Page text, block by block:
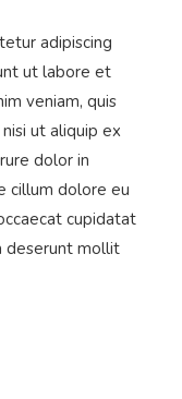
adipiscing
ut labore et
veniam, quis
ut aliquip ex
dolor in
cillum dolore eu
cupidatat
deserunt mollit